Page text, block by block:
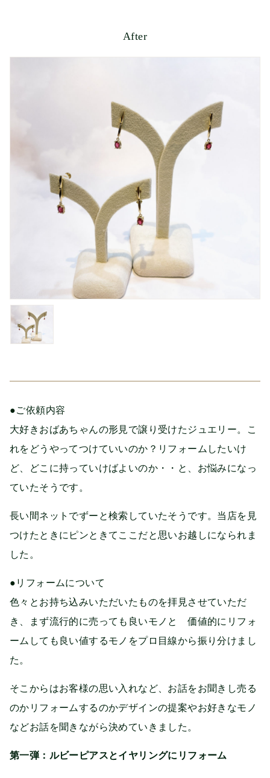
After
●ご依頼内容
大好きおばあちゃんの形見で譲り受けたジュエリー。こ
れをどうやってつけていいのか？リフォームしたいけ
ど、どこに持っていけばよいのか・・と、お悩みになっ
ていたそうです。
長い間ネットでずーと検索していたそうです。当店を見
つけたときにピンときてここだと思いお越しになられま
した。
●リフォームについて
色々とお持ち込みいただいたものを拝見させていただ
き、まず流行的に売っても良いモノと 価値的にリフォ
ームしても良い値するモノをプロ目線から振り分けまし
た。
そこからはお客様の思い入れなど、お話をお聞きし売る
のかリフォームするのかデザインの提案やお好きなモノ
などお話を聞きながら決めていきました。
第一弾：ルビーピアスとイヤリングにリフォーム